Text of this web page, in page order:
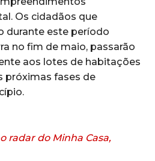
Os cidadãos que
durante este período
no fim de maio, passarão
aos lotes de habitações
próximas fases de
radar do Minha Casa,